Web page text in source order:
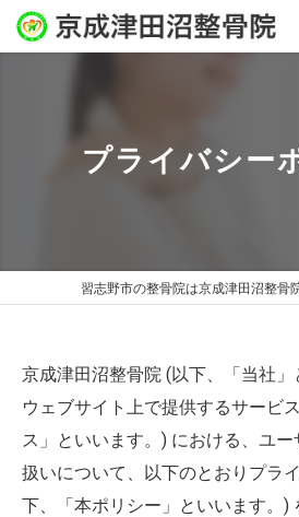
プライバシー
習志野市の整骨院は京成津田沼整骨
京成津田沼整骨院 (以下、「当社
ウェブサイト上で提供するサービ
ス」といいます。) における、ユ
扱いについて、以下のとおりプラ
下、「本ポリシー」といいます。)